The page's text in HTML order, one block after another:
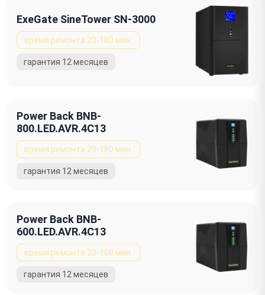
ExeGate SineTower SN-3000
Power Back BNB-
800.LED.AVR.4C13
Power Back BNB-
600.LED.AVR.4C13